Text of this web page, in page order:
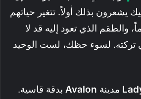
يشعرون بذلك أولاً. تتغير حياتهم
والطقم الذي تعود إليه قد لا
تركته. لسوء حظك، لست الوحيد
مدينة Avalon بدقة قاسية.